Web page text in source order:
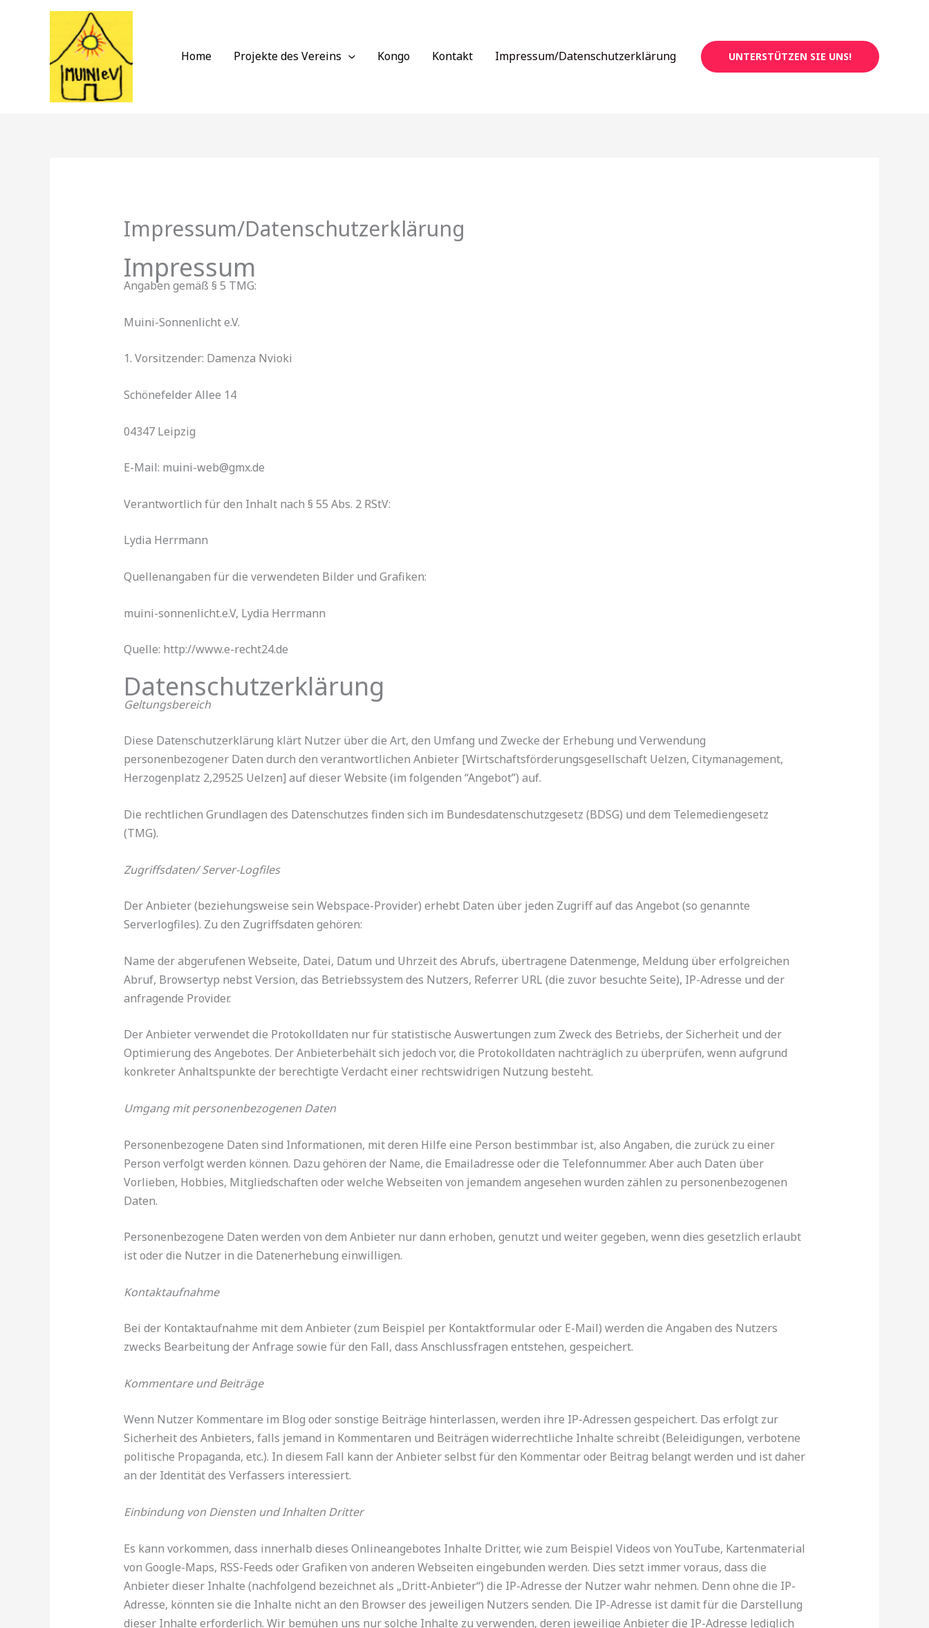
Home Projekte des Vereins Kongo Kontakt Impressum/Datenschutzerklärung UNTERSTÜTZEN SIE UNS!
Impressum/Datenschutzerklärung
Impressum
Angaben gemäß § 5 TMG:
Muini-Sonnenlicht e.V.
1. Vorsitzender: Damenza Nvioki
Schönefelder Allee 14
04347 Leipzig
E-Mail: muini-web@gmx.de
Verantwortlich für den Inhalt nach § 55 Abs. 2 RStV:
Lydia Herrmann
Quellenangaben für die verwendeten Bilder und Grafiken:
muini-sonnenlicht.e.V, Lydia Herrmann
Quelle: http://www.e-recht24.de
Datenschutzerklärung
Geltungsbereich
Diese Datenschutzerklärung klärt Nutzer über die Art, den Umfang und Zwecke der Erhebung und Verwendung
personenbezogener Daten durch den verantwortlichen Anbieter [Wirtschaftsförderungsgesellschaft Uelzen, Citymanagement,
Herzogenplatz 2,29525 Uelzen] auf dieser Website (im folgenden “Angebot”) auf.
Die rechtlichen Grundlagen des Datenschutzes finden sich im Bundesdatenschutzgesetz (BDSG) und dem Telemediengesetz
(TMG).
Zugriffsdaten/ Server-Logfiles
Der Anbieter (beziehungsweise sein Webspace-Provider) erhebt Daten über jeden Zugriff auf das Angebot (so genannte
Serverlogfiles). Zu den Zugriffsdaten gehören:
Name der abgerufenen Webseite, Datei, Datum und Uhrzeit des Abrufs, übertragene Datenmenge, Meldung über erfolgreichen
Abruf, Browsertyp nebst Version, das Betriebssystem des Nutzers, Referrer URL (die zuvor besuchte Seite), IP-Adresse und der
anfragende Provider.
Der Anbieter verwendet die Protokolldaten nur für statistische Auswertungen zum Zweck des Betriebs, der Sicherheit und der
Optimierung des Angebotes. Der Anbieterbehält sich jedoch vor, die Protokolldaten nachträglich zu überprüfen, wenn aufgrund
konkreter Anhaltspunkte der berechtigte Verdacht einer rechtswidrigen Nutzung besteht.
Umgang mit personenbezogenen Daten
Personenbezogene Daten sind Informationen, mit deren Hilfe eine Person bestimmbar ist, also Angaben, die zurück zu einer
Person verfolgt werden können. Dazu gehören der Name, die Emailadresse oder die Telefonnummer. Aber auch Daten über
Vorlieben, Hobbies, Mitgliedschaften oder welche Webseiten von jemandem angesehen wurden zählen zu personenbezogenen
Daten.
Personenbezogene Daten werden von dem Anbieter nur dann erhoben, genutzt und weiter gegeben, wenn dies gesetzlich erlaubt
ist oder die Nutzer in die Datenerhebung einwilligen.
Kontaktaufnahme
Bei der Kontaktaufnahme mit dem Anbieter (zum Beispiel per Kontaktformular oder E-Mail) werden die Angaben des Nutzers
zwecks Bearbeitung der Anfrage sowie für den Fall, dass Anschlussfragen entstehen, gespeichert.
Kommentare und Beiträge
Wenn Nutzer Kommentare im Blog oder sonstige Beiträge hinterlassen, werden ihre IP-Adressen gespeichert. Das erfolgt zur
Sicherheit des Anbieters, falls jemand in Kommentaren und Beiträgen widerrechtliche Inhalte schreibt (Beleidigungen, verbotene
politische Propaganda, etc.). In diesem Fall kann der Anbieter selbst für den Kommentar oder Beitrag belangt werden und ist daher
an der Identität des Verfassers interessiert.
Einbindung von Diensten und Inhalten Dritter
Es kann vorkommen, dass innerhalb dieses Onlineangebotes Inhalte Dritter, wie zum Beispiel Videos von YouTube, Kartenmaterial
von Google-Maps, RSS-Feeds oder Grafiken von anderen Webseiten eingebunden werden. Dies setzt immer voraus, dass die
Anbieter dieser Inhalte (nachfolgend bezeichnet als „Dritt-Anbieter“) die IP-Adresse der Nutzer wahr nehmen. Denn ohne die IP-
Adresse, könnten sie die Inhalte nicht an den Browser des jeweiligen Nutzers senden. Die IP-Adresse ist damit für die Darstellung
dieser Inhalte erforderlich. Wir bemühen uns nur solche Inhalte zu verwenden, deren jeweilige Anbieter die IP-Adresse lediglich